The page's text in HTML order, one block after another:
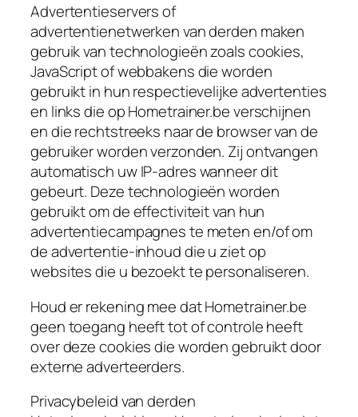
Advertentieservers of
advertentienetwerken van derden maken
gebruik van technologieën zoals cookies,
JavaScript of webbakens die worden
gebruikt in hun respectievelijke advertenties
en links die op Hometrainer.be verschijnen
en die rechtstreeks naar de browser van de
gebruiker worden verzonden. Zij ontvangen
automatisch uw IP-adres wanneer dit
gebeurt. Deze technologieën worden
gebruikt om de effectiviteit van hun
advertentiecampagnes te meten en/of om
de advertentie-inhoud die u ziet op
websites die u bezoekt te personaliseren.
Houd er rekening mee dat Hometrainer.be
geen toegang heeft tot of controle heeft
over deze cookies die worden gebruikt door
externe adverteerders.
Privacybeleid van derden